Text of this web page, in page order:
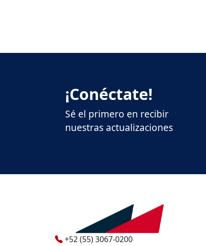
¡Conéctate!
Sé el primero en recibir
nuestras actualizaciones
+52 (55) 3067-0200